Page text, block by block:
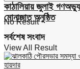
No Result
View All Result
কাঠালিয়ায় জুলাই
মোনাজাত অনুষ্ঠিত
সর্বশেষ সংবাদ